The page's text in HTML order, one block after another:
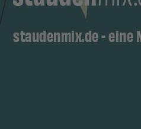
staudenmix.de - eine